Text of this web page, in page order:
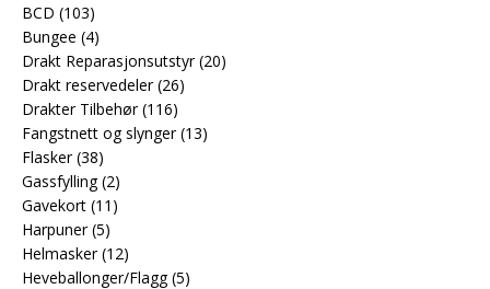
BCD (103)
Bungee (4)
Drakt Reparasjonsutstyr (20)
Drakt reservedeler (26)
Drakter Tilbehør (116)
Fangstnett og slynger (13)
Flasker (38)
Gassfylling (2)
Gavekort (11)
Harpuner (5)
Helmasker (12)
Heveballonger/Flagg (5)